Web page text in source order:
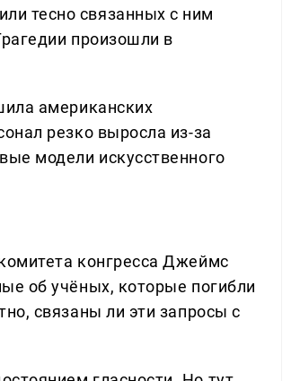
тесно связанных с ним
произошли в
американских
резко выросла из-за
модели искусственного
конгресса Джеймс
об учёных, которые погибли
связаны ли эти запросы с